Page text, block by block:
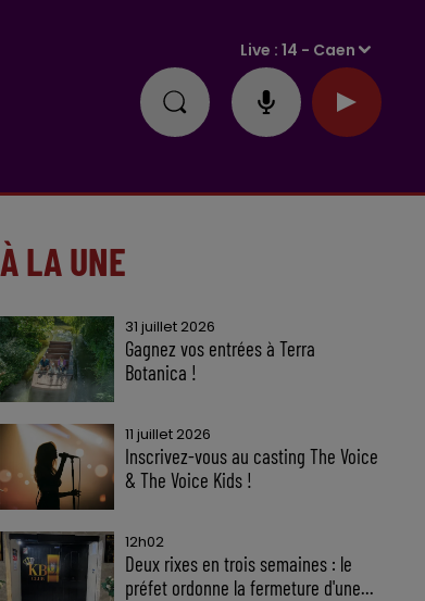
Live :14 - Caen
À LA UNE
31 juillet 2026
Gagnez vos entrées à Terra
Botanica !
11 juillet 2026
Inscrivez-vous au casting The Voice
& The Voice Kids !
12h02
Deux rixes en trois semaines : le
préfet ordonne la fermeture d'une...